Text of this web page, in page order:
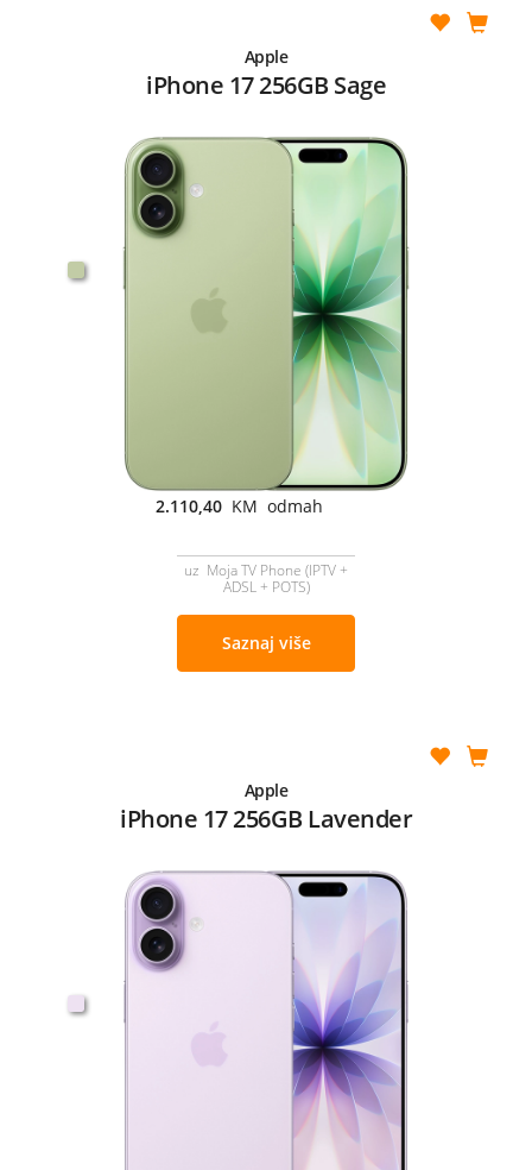
Apple
iPhone 17 256GB Sage
2.110,40 KM odmah
uz Moja TV Phone (IPTV +
ADSL + POTS)
Saznaj više
Apple
iPhone 17 256GB Lavender